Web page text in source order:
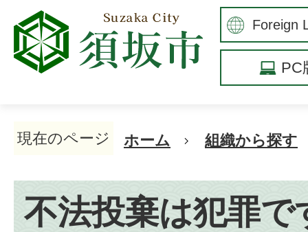
PC
現在のページ ホーム 組織から探す
不法投棄は犯罪で